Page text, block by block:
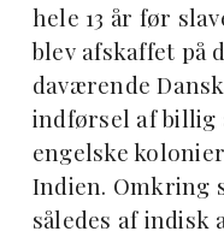
hele 13 år før
blev afskaffet på
daværende
indførsel af billig
engelske
Indien. Omkring
således af indisk